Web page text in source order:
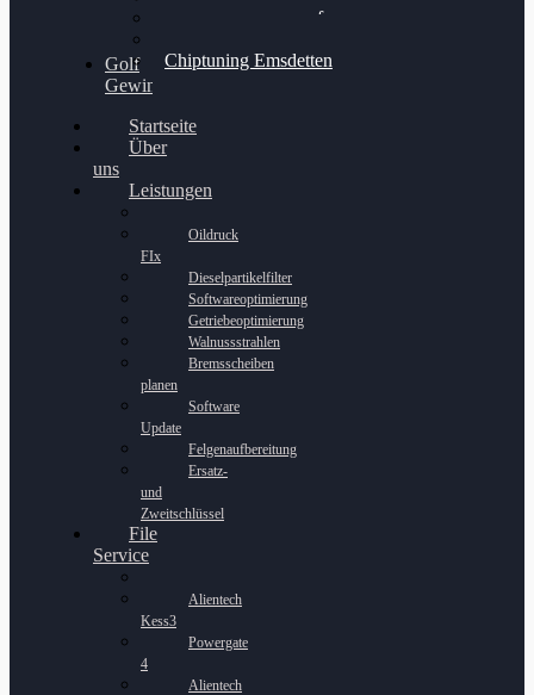
Chiptuning Schüttorf
Chiptuning Emsdetten
Golf
Gewinnspiel
Startseite
Über
uns
Leistungen
Oildruck
FIx
Dieselpartikelfilter
Softwareoptimierung
Getriebeoptimierung
Walnussstrahlen
Bremsscheiben
planen
Software
Update
Felgenaufbereitung
Ersatz-
und
Zweitschlüssel
File
Service
Alientech
Kess3
Powergate
4
Alientech